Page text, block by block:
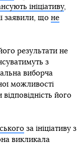
ініціативу,
заявили, що не
результати не
з
виборча
можливості
його
за ініціативу з
викликала